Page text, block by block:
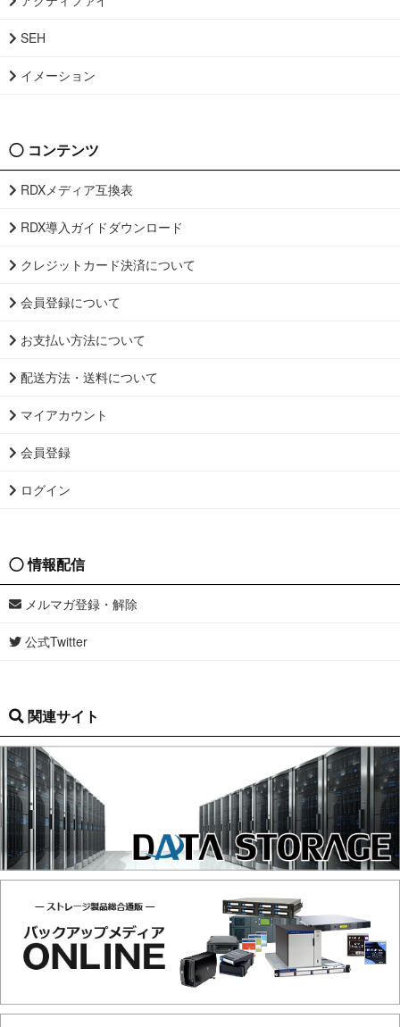
SEH
イメーション
コンテンツ
RDXメディア互換表
RDX導入ガイドダウンロード
クレジットカード決済について
会員登録について
お支払い方法について
配送方法・送料について
マイアカウント
会員登録
ログイン
情報配信
メルマガ登録・解除
公式Twitter
関連サイト